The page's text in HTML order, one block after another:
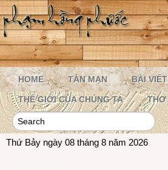
HOME TẢN MẠN BÀI VIẾT
THẾ GIỚI CỦA CHÚNG TA THƠ
Thứ Bảy ngày 08 tháng 8 năm 2026